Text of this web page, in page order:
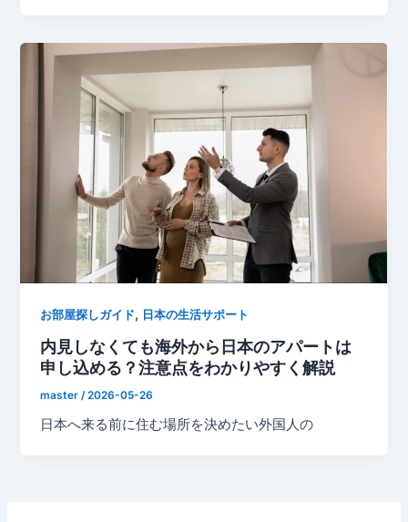
お部屋探しガイド, 日本の生活サポート
内見しなくても海外から日本のアパートは
申し込める？注意点をわかりやすく解説
master /2026-05-26
日本へ来る前に住む場所を決めたい外国人の